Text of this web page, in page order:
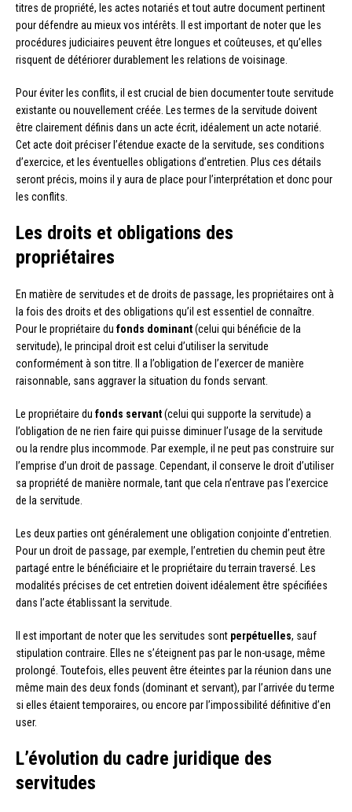
titres de propriété, les actes notariés et tout autre document pertinent
pour défendre au mieux vos intérêts. Il est important de noter que les
procédures judiciaires peuvent être longues et coûteuses, et qu’elles
risquent de détériorer durablement les relations de voisinage.
Pour éviter les conflits, il est crucial de bien documenter toute servitude
existante ou nouvellement créée. Les termes de la servitude doivent
être clairement définis dans un acte écrit, idéalement un acte notarié.
Cet acte doit préciser l’étendue exacte de la servitude, ses conditions
d’exercice, et les éventuelles obligations d’entretien. Plus ces détails
seront précis, moins il y aura de place pour l’interprétation et donc pour
les conflits.
Les droits et obligations des
propriétaires
En matière de servitudes et de droits de passage, les propriétaires ont à
la fois des droits et des obligations qu’il est essentiel de connaître.
Pour le propriétaire du fonds dominant(celui qui bénéficie de la
servitude), le principal droit est celui d’utiliser la servitude
conformément à son titre. Il a l’obligation de l’exercer de manière
raisonnable, sans aggraver la situation du fonds servant.
Le propriétaire du fonds servant(celui qui supporte la servitude) a
l’obligation de ne rien faire qui puisse diminuer l’usage de la servitude
ou la rendre plus incommode. Par exemple, il ne peut pas construire sur
l’emprise d’un droit de passage. Cependant, il conserve le droit d’utiliser
sa propriété de manière normale, tant que cela n’entrave pas l’exercice
de la servitude.
Les deux parties ont généralement une obligation conjointe d’entretien.
Pour un droit de passage, par exemple, l’entretien du chemin peut être
partagé entre le bénéficiaire et le propriétaire du terrain traversé. Les
modalités précises de cet entretien doivent idéalement être spécifiées
dans l’acte établissant la servitude.
Il est important de noter que les servitudes sont perpétuelles, sauf
stipulation contraire. Elles ne s’éteignent pas par le non-usage, même
prolongé. Toutefois, elles peuvent être éteintes par la réunion dans une
même main des deux fonds (dominant et servant), par l’arrivée du terme
si elles étaient temporaires, ou encore par l’impossibilité définitive d’en
user.
L’évolution du cadre juridique des
servitudes